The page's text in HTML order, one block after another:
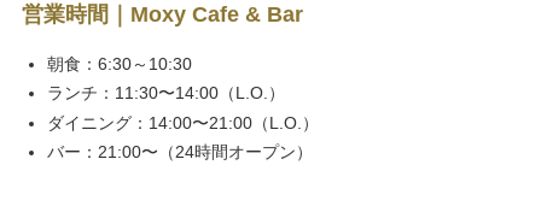
営業時間 ｜Moxy Cafe & Bar
朝食：6:30～10:30
ランチ：11:30〜14:00（L.O.）
ダイニング：14:00〜21:00（L.O.）
バー：21:00〜（24時間オープン）